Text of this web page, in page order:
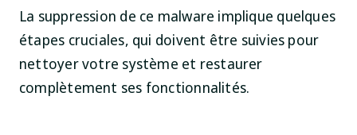
La suppression de ce malware implique quelques
étapes cruciales, qui doivent être suivies pour
nettoyer votre système et restaurer
complètement ses fonctionnalités.